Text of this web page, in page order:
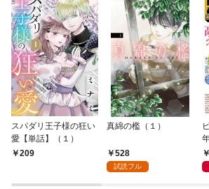
スパダリ王子様の狂い
愛【単話】（１）
209
真綿の檻（１）
528
試読フル